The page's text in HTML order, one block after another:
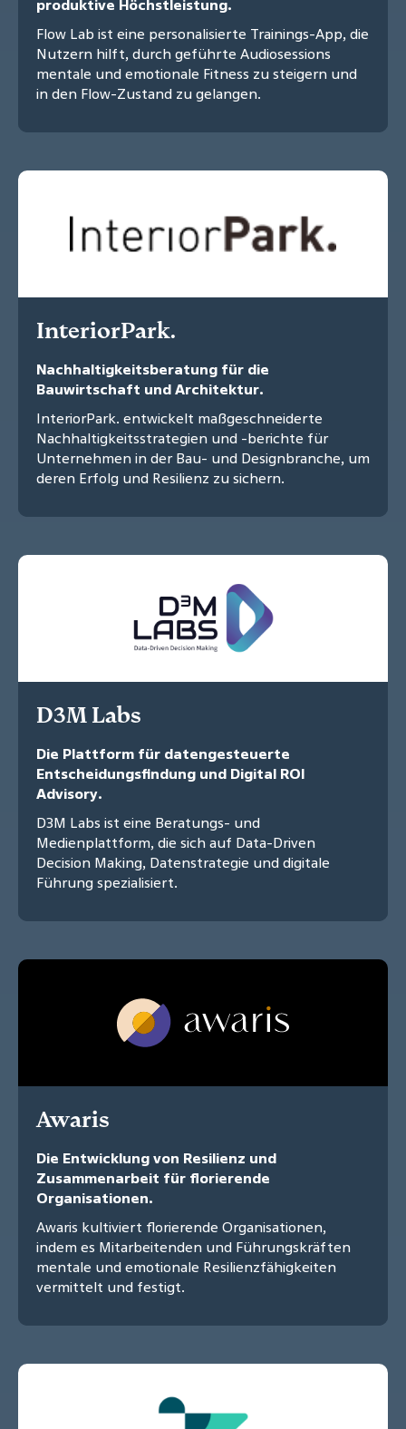
produktive Höchstleistung.
Flow Lab ist eine personalisierte Trainings-App, die
Nutzern hilft, durch geführte Audiosessions
mentale und emotionale Fitness zu steigern und
in den Flow-Zustand zu gelangen.
InteriorPark.
Nachhaltigkeitsberatung für die
Bauwirtschaft und Architektur.
InteriorPark. entwickelt maßgeschneiderte
Nachhaltigkeitsstrategien und -berichte für
Unternehmen in der Bau- und Designbranche, um
deren Erfolg und Resilienz zu sichern.
D3M Labs
Die Plattform für datengesteuerte
Entscheidungsfindung und Digital ROI
Advisory.
D3M Labs ist eine Beratungs- und
Medienplattform, die sich auf Data-Driven
Decision Making, Datenstrategie und digitale
Führung spezialisiert.
Awaris
Die Entwicklung von Resilienz und
Zusammenarbeit für florierende
Organisationen.
Awaris kultiviert florierende Organisationen,
indem es Mitarbeitenden und Führungskräften
mentale und emotionale Resilienzfähigkeiten
vermittelt und festigt.